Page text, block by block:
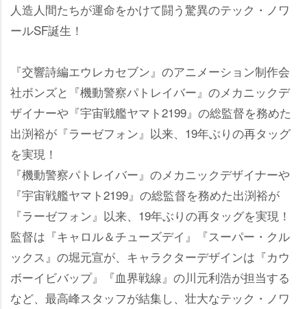
人造人間たちが運命をかけて闘う驚異のテック・ノワ
ールSF誕生！
『交響詩編エウレカセブン』のアニメーション制作会
社ボンズと『機動警察パトレイバー』のメカニックデ
ザイナーや『宇宙戦艦ヤマト2199』の総監督を務めた
出渕裕が『ラーゼフォン』以来、19年ぶりの再タッグ
を実現！
『機動警察パトレイバー』のメカニックデザイナー
『宇宙戦艦ヤマト2199』の総監督を務めた出渕裕が
『ラーゼフォン』以来、19年ぶりの再タッグを実現！
監督は『キャロル＆チューズデイ』『スーパー・クル
ックス』の堀元宣が、キャラクターデザインは『カウ
ボーイビバップ』『血界戦線』の川元利浩が担当する
など、最高峰スタッフが結集し、壮大なテック・ノワ